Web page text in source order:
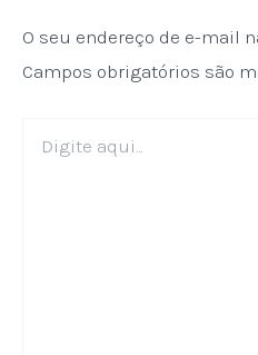
O seu endereço de e-mail
Campos obrigatórios são
aqui...